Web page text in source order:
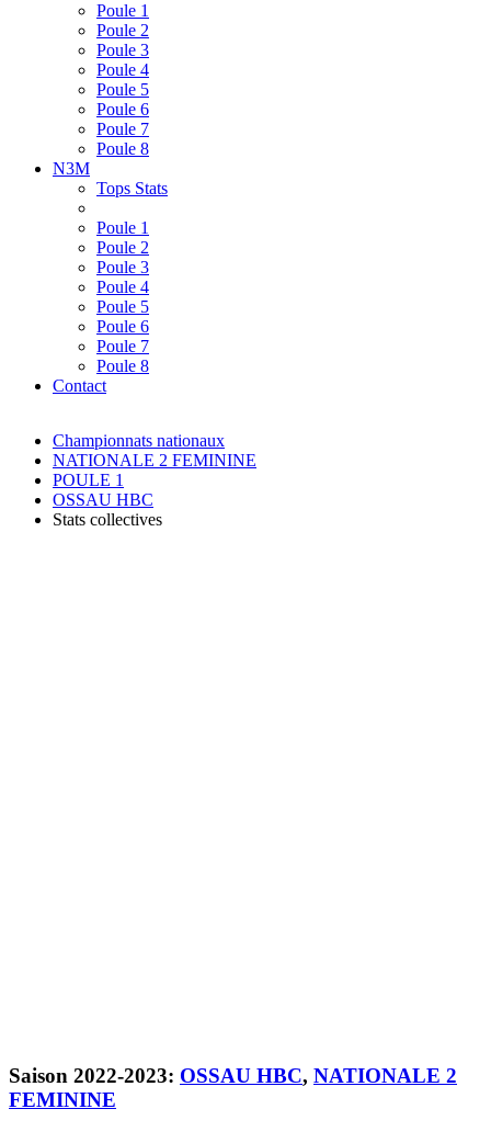
Poule 1
Poule 2
Poule 3
Poule 4
Poule 5
Poule 6
Poule 7
Poule 8
N3M
Tops Stats
Poule 1
Poule 2
Poule 3
Poule 4
Poule 5
Poule 6
Poule 7
Poule 8
Contact
Championnats nationaux
NATIONALE 2 FEMININE
POULE 1
OSSAU HBC
Stats collectives
Saison 2022-2023: OSSAU HBC, NATIONALE 2
FEMININE